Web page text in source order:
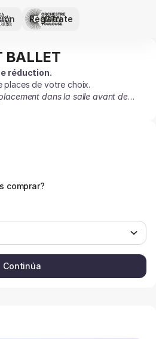
Regístrate
BALLET
réduction.
places de votre choix.
dans la salle avant de
comprar?
Continúa